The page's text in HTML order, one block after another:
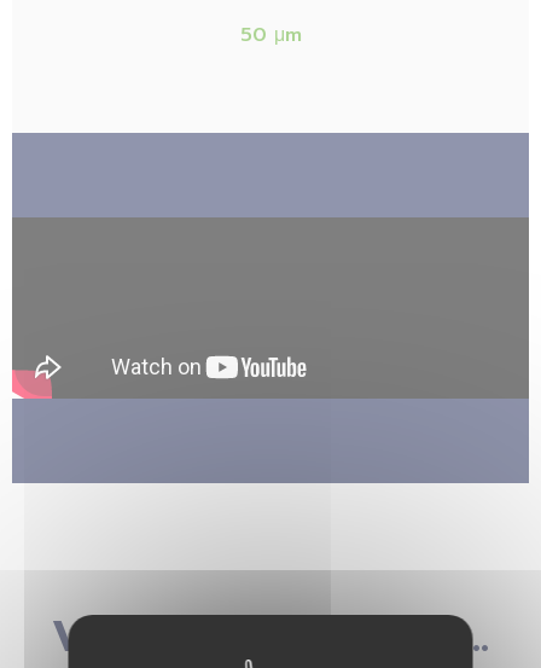
50 μm
Vous aimerez aussi...